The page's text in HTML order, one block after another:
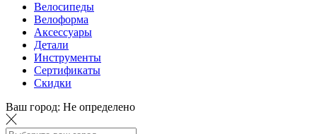
Велосипеды
Велоформа
Аксессуары
Детали
Инструменты
Сертификаты
Скидки
Ваш город: Не определено